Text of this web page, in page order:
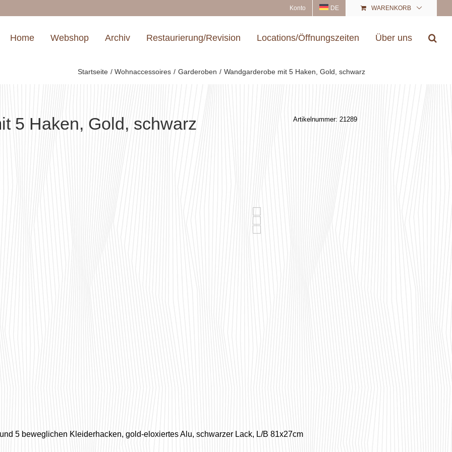
Konto DE WARENKORB
Home Webshop Archiv Restaurierung/Revision Locations/Öffnungszeiten Über uns
Startseite Wohnaccessoires Garderoben Wandgarderobe mit 5 Haken, Gold, schwarz
5 Haken, Gold, schwarz Artikelnummer: 21289
5 beweglichen Kleiderhacken, gold-eloxiertes Alu, schwarzer Lack, L/B 81x27cm